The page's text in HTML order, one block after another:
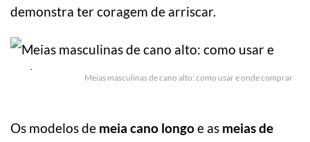
demonstra ter coragem de arriscar.
Meias masculinas de cano alto: como usar e onde comprar
Os modelos de meia cano longoe as meias de